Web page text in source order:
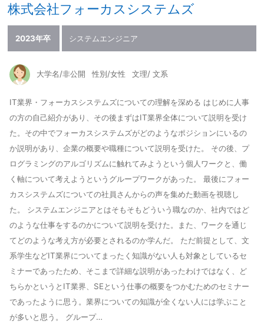
株式会社フォーカスシステムズ
2023年卒 システムエンジニア
大学名/非公開 性別/女性 文理/ 文系
IT業界・フォーカスシステムズについての理解を深める はじめに人事
の方の自己紹介があり、その後まずはIT業界全体について説明を受け
た。その中でフォーカスシステムズがどのようなポジションにいるの
か説明があり、企業の概要や職種について説明を受けた。 その後、プ
ログラミングのアルゴリズムに触れてみようという個人ワークと、働
く軸について考えようというグループワークがあった。 最後にフォー
カスシステムズについての社員さんからの声を集めた動画を視聴し
た。 システムエンジニアとはそもそもどういう職なのか、社内ではど
のような仕事をするのかについて説明を受けた。また、ワークを通じ
てどのような考え方が必要とされるのか学んだ。 ただ前提として、文
系学生などIT業界についてまったく知識がない人も対象としているセ
ミナーであったため、そこまで詳細な説明があったわけではなく、ど
ちらかというとIT業界、SEという仕事の概要をつかむためのセミナー
であったように思う。業界についての知識が全くない人には学ぶこと
が多いと思う。 グループ…